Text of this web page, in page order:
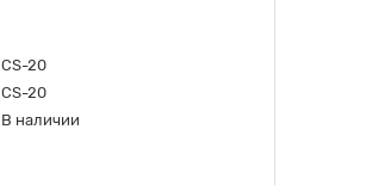
CS-20
CS-20
В наличии